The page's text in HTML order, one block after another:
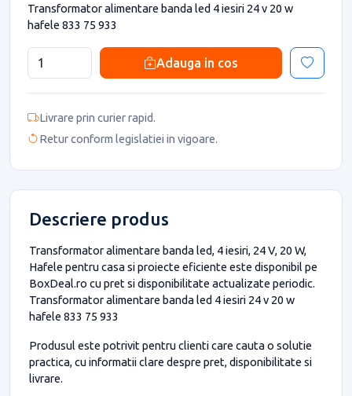
Transformator alimentare banda led 4 iesiri 24 v 20 w
hafele 833 75 933
Adauga in cos
Livrare prin curier rapid.
Retur conform legislatiei in vigoare.
Descriere produs
Transformator alimentare banda led, 4 iesiri, 24 V, 20 W,
Hafele pentru casa si proiecte eficiente este disponibil pe
BoxDeal.ro cu pret si disponibilitate actualizate periodic.
Transformator alimentare banda led 4 iesiri 24 v 20 w
hafele 833 75 933
Produsul este potrivit pentru clienti care cauta o solutie
practica, cu informatii clare despre pret, disponibilitate si
livrare.